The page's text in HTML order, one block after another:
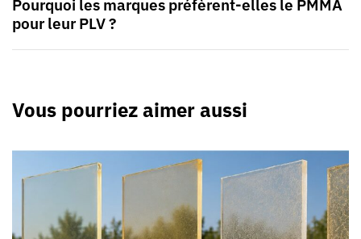
Pourquoi les marques préfèrent-elles le PMMA
pour leur PLV ?
Vous pourriez aimer aussi